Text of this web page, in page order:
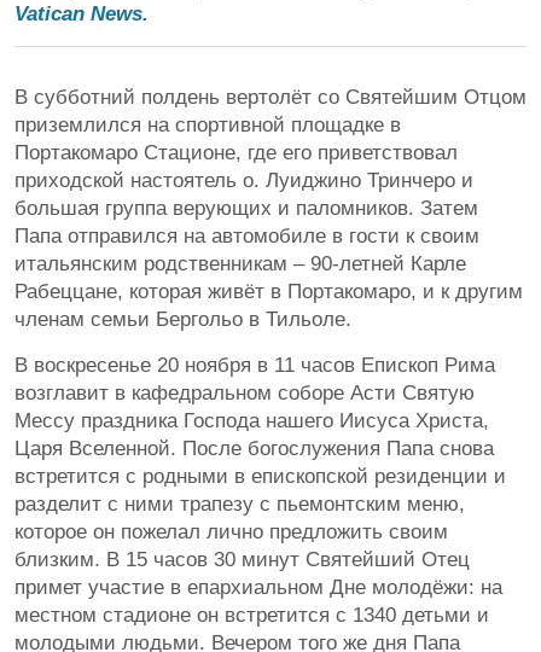
Vatican News.
В субботний полдень вертолёт со Святейшим Отцом
приземлился на спортивной площадке в
Портакомаро Стационе, где его приветствовал
приходской настоятель о. Луиджино Тринчеро и
большая группа верующих и паломников. Затем
Папа отправился на автомобиле в гости к своим
итальянским родственникам – 90-летней Карле
Рабеццане, которая живёт в Портакомаро, и к другим
членам семьи Бергольо в Тильоле.
В воскресенье 20 ноября в 11 часов Епископ Рима
возглавит в кафедральном соборе Асти Святую
Мессу праздника Господа нашего Иисуса Христа,
Царя Вселенной. После богослужения Папа снова
встретится с родными в епископской резиденции и
разделит с ними трапезу с пьемонтским меню,
которое он пожелал лично предложить своим
близким. В 15 часов 30 минут Святейший Отец
примет участие в епархиальном Дне молодёжи: на
местном стадионе он встретится с 1340 детьми и
молодыми людьми. Вечером того же дня Папа